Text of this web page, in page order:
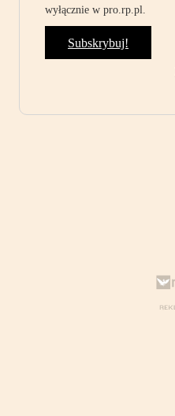
wyłącznie w pro.rp.pl.
Subskrybuj!